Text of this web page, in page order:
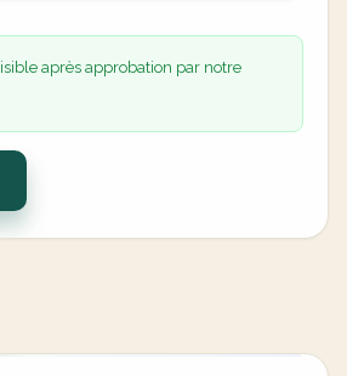
après approbation par notre